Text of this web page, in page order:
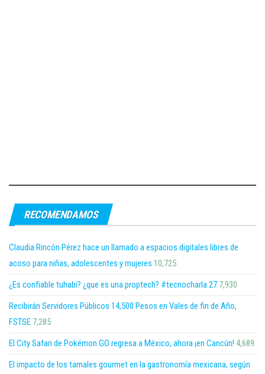
RECOMENDAMOS
Claudia Rincón Pérez hace un llamado a espacios digitales libres de
acoso para niñas, adolescentes y mujeres 10,725
¿Es confiable tuhabi? ¿que es una proptech? #tecnocharla 27 7,930
Recibirán Servidores Públicos 14,500 Pesos en Vales de fin de Año,
FSTSE 7,285
El City Safari de Pokémon GO regresa a México, ahora ¡en Cancún! 4,689
El impacto de los tamales gourmet en la gastronomía mexicana, según